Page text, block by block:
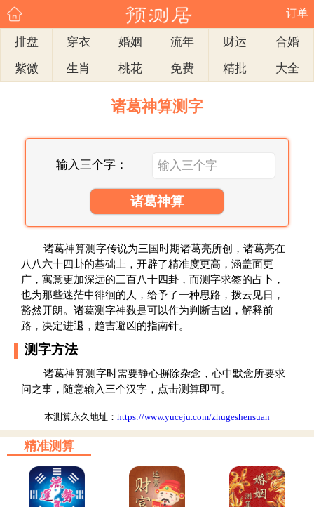
订单
排盘 穿衣 婚姻 流年 财运
合婚
紫微
生肖 桃花 免费 精批 大全
诸葛神算测字
输入三个字：
诸葛神算
诸葛神算测字传说为三国时期诸葛亮所创，诸葛亮在
八八六十四卦的基础上，开辟了精准度更高，涵盖面更
广，寓意更加深远的三百八十四卦，而测字求签的占卜，
也为那些迷茫中徘徊的人，给予了一种思路，拨云见日，
豁然开朗。诸葛测字神数是可以作为判断吉凶，解释前
路，决定进退，趋吉避凶的指南针。
测字方法
诸葛神算测字时需要静心摒除杂念，心中默念所要求
问之事，随意输入三个汉字，点击测算即可。
本测算永久地址： https://www.yuceju.com/zhugeshensuan
精准测算